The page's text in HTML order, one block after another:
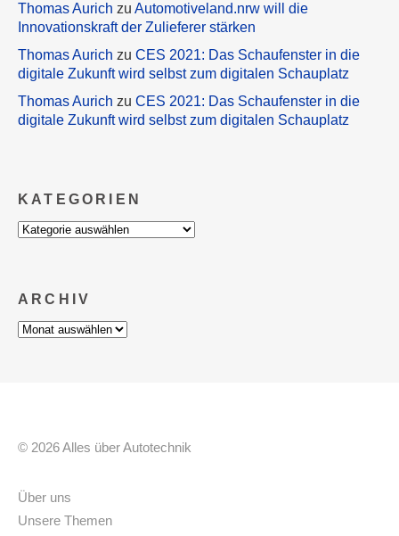
Thomas Aurich zu Automotiveland.nrw will die
Innovationskraft der Zulieferer stärken
Thomas Aurich zu CES 2021: Das Schaufenster in die
digitale Zukunft wird selbst zum digitalen Schauplatz
Thomas Aurich zu CES 2021: Das Schaufenster in die
digitale Zukunft wird selbst zum digitalen Schauplatz
KATEGORIEN
Kategorien
ARCHIV
Archiv
© 2026 Alles über Autotechnik
Über uns
Unsere Themen